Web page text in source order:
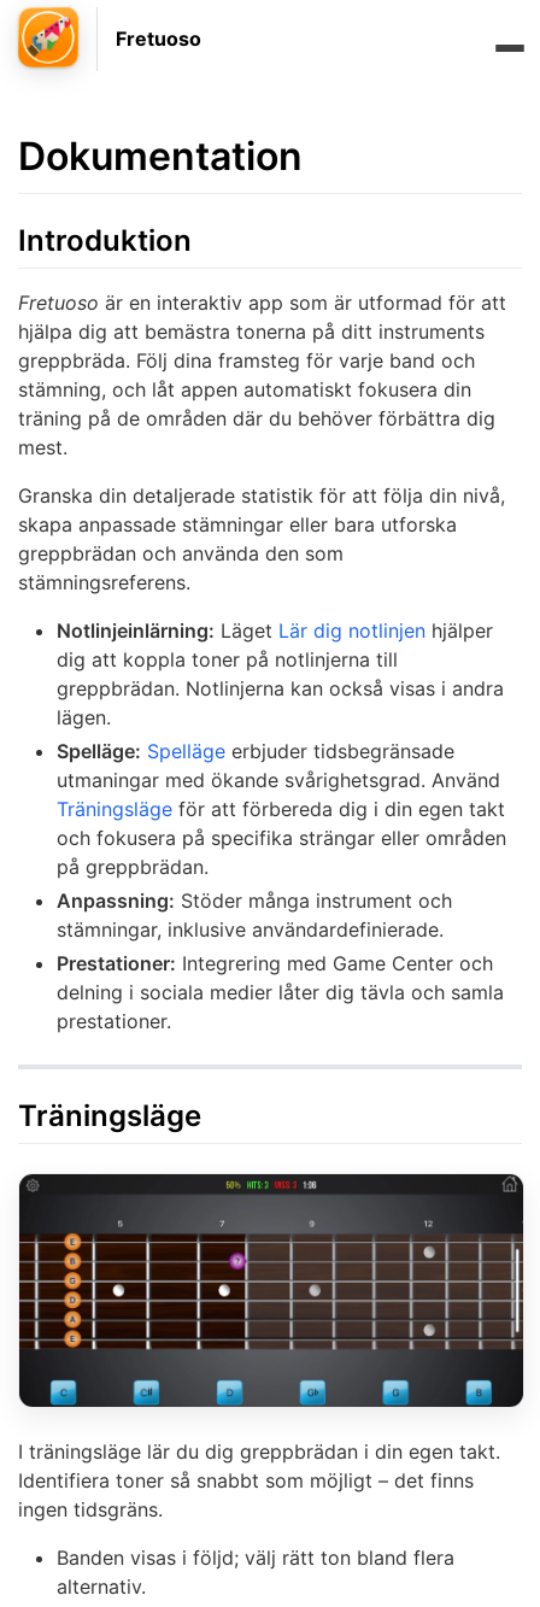
Fretuoso
Dokumentation
Introduktion
Fretuoso är en interaktiv app som är utformad för att
hjälpa dig att bemästra tonerna på ditt instruments
greppbräda. Följ dina framsteg för varje band och
stämning, och låt appen automatiskt fokusera din
träning på de områden där du behöver förbättra dig
mest.
Granska din detaljerade statistik för att följa din nivå,
skapa anpassade stämningar eller bara utforska
greppbrädan och använda den som
stämningsreferens.
Notlinjeinlärning: Läget Lär dig notlinjen hjälper
dig att koppla toner på notlinjerna till
greppbrädan. Notlinjerna kan också visas i andra
lägen.
Spelläge: Spelläge erbjuder tidsbegränsade
utmaningar med ökande svårighetsgrad. Använd
Träningsläge för att förbereda dig i din egen takt
och fokusera på specifika strängar eller områden
på greppbrädan.
Anpassning: Stöder många instrument och
stämningar, inklusive användardefinierade.
Prestationer: Integrering med Game Center och
delning i sociala medier låter dig tävla och samla
prestationer.
Träningsläge
I träningsläge lär du dig greppbrädan i din egen takt.
Identifiera toner så snabbt som möjligt – det finns
ingen tidsgräns.
Banden visas i följd; välj rätt ton bland flera
alternativ.